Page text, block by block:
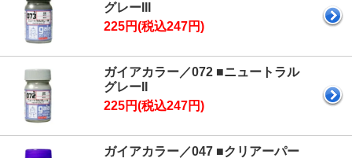
グレーIII
225円(税込247円)
ガイアカラー／072 ■ニュートラル
グレーII
225円(税込247円)
ガイアカラー／047 ■クリアーパー